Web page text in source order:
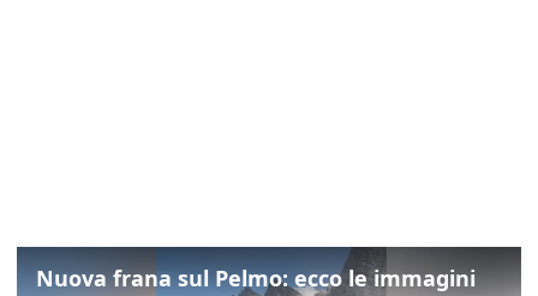
Nuova frana sul Pelmo: ecco le immagini